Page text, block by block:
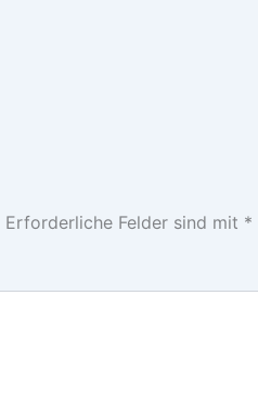
Erforderliche Felder sind mit *